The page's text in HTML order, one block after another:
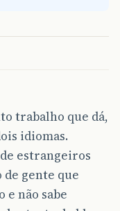
trabalho que dá,
idiomas.
estrangeiros
de gente que
e não sabe